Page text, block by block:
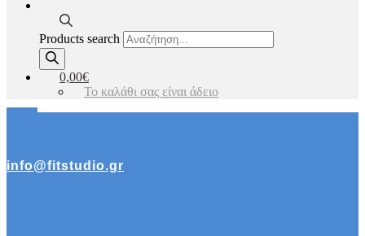
Products search
0,00€
Το καλάθι σας είναι άδειο
info@fitstudio.gr